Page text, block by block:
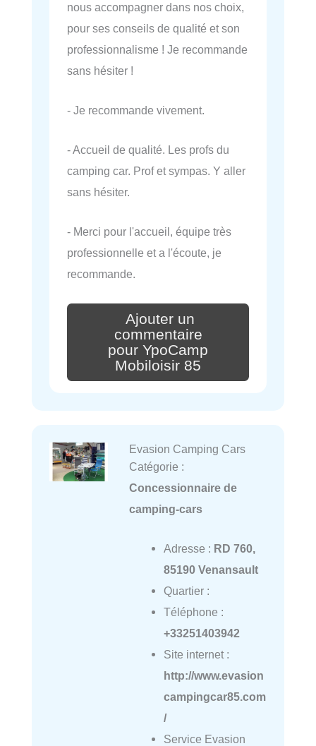
nous accompagner dans nos choix,
pour ses conseils de qualité et son
professionnalisme ! Je recommande
sans hésiter !
- Je recommande vivement.
- Accueil de qualité. Les profs du
camping car. Prof et sympas. Y aller
sans hésiter.
- Merci pour l'accueil, équipe très
professionnelle et a l'écoute, je
recommande.
Ajouter un
commentaire
pour YpoCamp
Mobiloisir 85
Evasion Camping Cars
Catégorie :
Concessionnaire de
camping-cars
Adresse : RD 760,
85190 Venansault
Quartier :
Téléphone :
+33251403942
Site internet :
http://www.evasion
campingcar85.com
/
Service Evasion